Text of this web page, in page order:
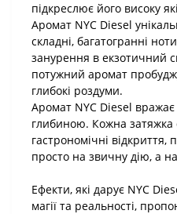
підкреслює його високу
Аромат NYC Diesel
складні, багатогранні
занурення в екзотичний
потужний аромат
глибокі роздуми.
Аромат NYC Diesel вражає
глибиною. Кожна затяжка
гастрономічні
просто на звичну дію, а
Ефекти, які дарує NYC
магії та реальності,